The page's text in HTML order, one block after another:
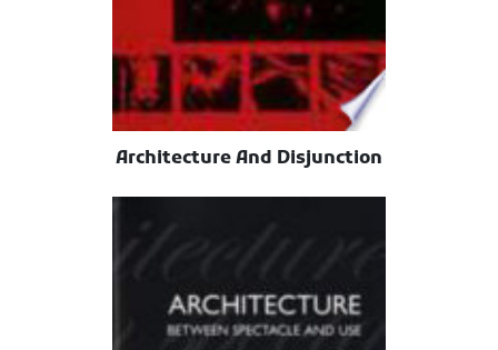
Architecture And Disjunction